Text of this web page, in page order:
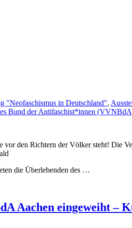
"Neofaschismus in Deutschland",
Bund der Antifaschist*innen
den Richtern der Völker steht! Die
die Überlebenden des …
Aachen eingeweiht –